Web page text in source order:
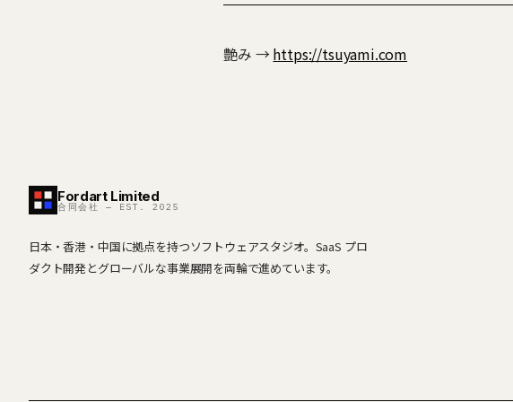
艶み →https://tsuyami.com
Fordart Limited
合同会社 — EST. 2025
日本・香港・中国に拠点を持つソフトウェアスタジオ。SaaS プロ
ダクト開発とグローバルな事業展開を両輪で進めています。